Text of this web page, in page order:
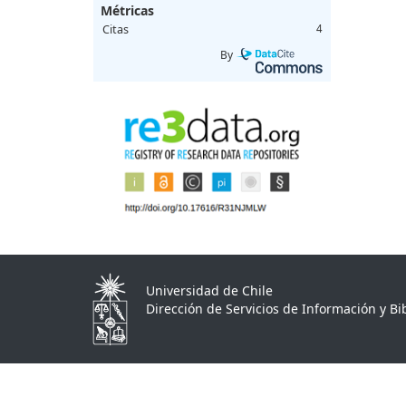
Métricas
Citas 4
By
Universidad de Chile
Dirección de Servicios de Información y